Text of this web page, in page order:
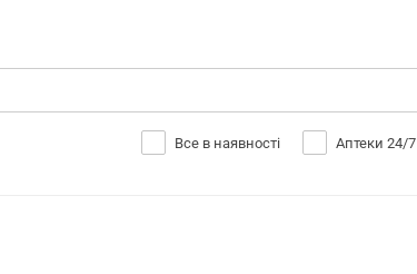
Все в наявності Аптеки 24/7